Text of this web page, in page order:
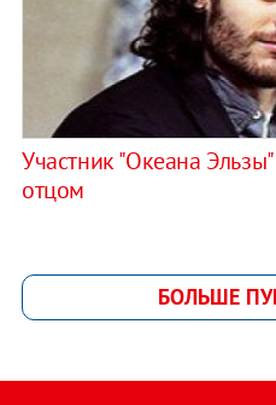
Участник "Океана
отцом
БОЛЬШЕ